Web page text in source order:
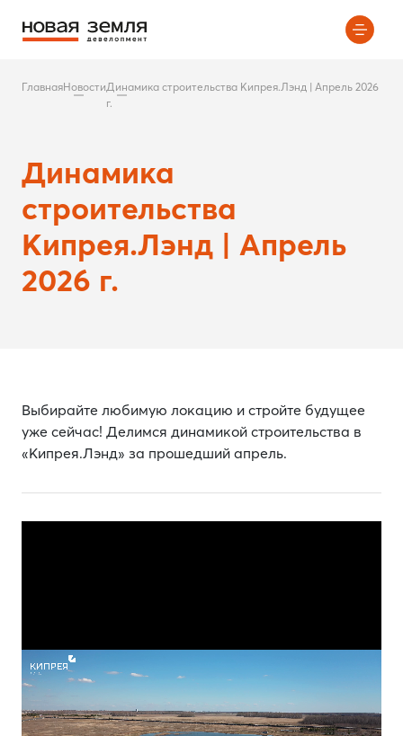
ГлавнаяНовостиДинамика строительства Кипрея.Лэнд | Апрель 2026
г.
Динамика
строительства
Кипрея.Лэнд | Апрель
2026 г.
Выбирайте любимую локацию и стройте будущее
уже сейчас! Делимся динамикой строительства в
«Кипрея.Лэнд» за прошедший апрель.